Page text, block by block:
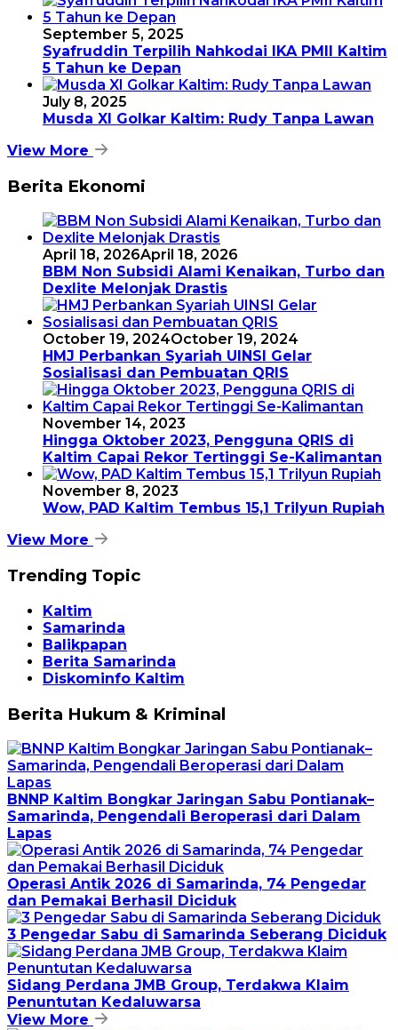
September 5, 2025
Syafruddin Terpilih Nahkodai IKA PMII Kaltim
5 Tahun ke Depan
July 8, 2025
Musda XI Golkar Kaltim: Rudy Tanpa Lawan
View More
Berita Ekonomi
April 18, 2026April 18, 2026
BBM Non Subsidi Alami Kenaikan, Turbo dan
Dexlite Melonjak Drastis
October 19, 2024October 19, 2024
HMJ Perbankan Syariah UINSI Gelar
Sosialisasi dan Pembuatan QRIS
November 14, 2023
Hingga Oktober 2023, Pengguna QRIS di
Kaltim Capai Rekor Tertinggi Se-Kalimantan
November 8, 2023
Wow, PAD Kaltim Tembus 15,1 Trilyun Rupiah
View More
Trending Topic
Kaltim
Samarinda
Balikpapan
Berita Samarinda
Diskominfo Kaltim
Berita Hukum & Kriminal
BNNP Kaltim Bongkar Jaringan Sabu Pontianak–
Samarinda, Pengendali Beroperasi dari Dalam
Lapas
Operasi Antik 2026 di Samarinda, 74 Pengedar
dan Pemakai Berhasil Diciduk
3 Pengedar Sabu di Samarinda Seberang Diciduk
Sidang Perdana JMB Group, Terdakwa Klaim
Penuntutan Kedaluwarsa
View More